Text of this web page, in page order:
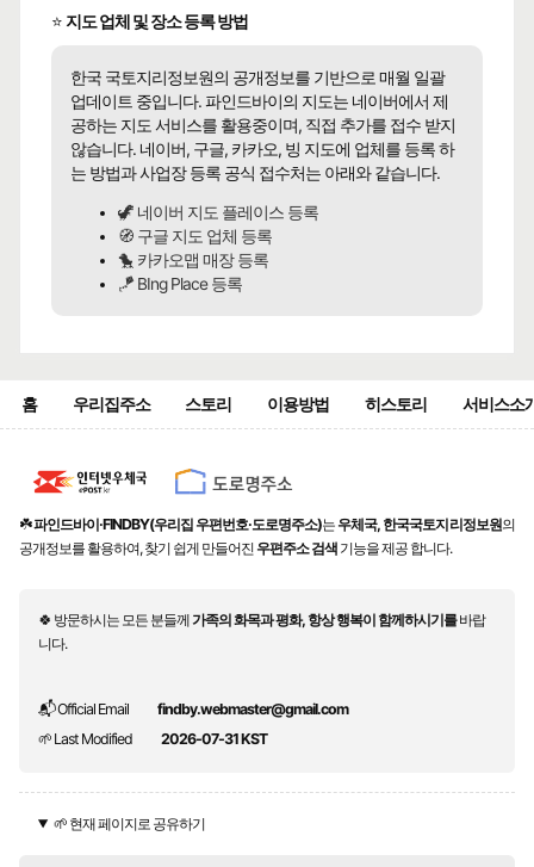
⭐ 지도 업체 및 장소 등록 방법
한국 국토지리정보원의 공개정보를 기반으로 매월 일괄
업데이트 중입니다. 파인드바이의 지도는 네이버에서 제
공하는 지도 서비스를 활용중이며, 직접 추가를 접수 받지
않습니다. 네이버, 구글, 카카오, 빙 지도에 업체를 등록 하
는 방법과 사업장 등록 공식 접수처는 아래와 같습니다.
🦖 네이버 지도 플레이스 등록
🧭 구글 지도 업체 등록
🐤 카카오맵 매장 등록
🪁 BIng Place 등록
홈 우리집주소 스토리 이용방법 히스토리 서비스소
☘️파인드바이·FINDBY(우리집 우편번호·도로명주소)는 우체국, 한국국토지리정보원의
공개정보를 활용하여, 찾기 쉽게 만들어진 우편주소 검색 기능을 제공 합니다.
🍀 방문하시는 모든 분들께가족의 화목과 평화, 항상 행복이 함께하시기를바랍
니다.
📬 Official Email
findby.webmaster@gmail.com
🌱 Last Modified
2026-07-31 KST
🌱 현재 페이지로 공유하기